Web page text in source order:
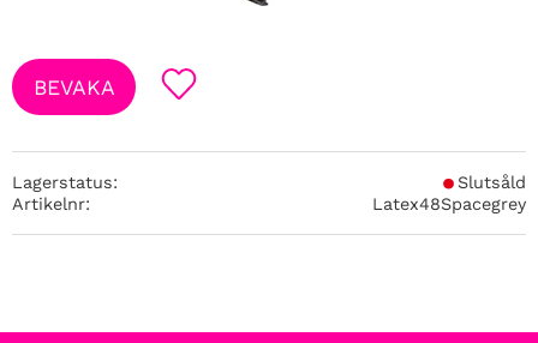
Lägg till i favoriter
BEVAKA
Lagerstatus
Slutsåld
Artikelnr
Latex48Spacegrey